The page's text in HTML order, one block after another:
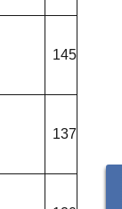
145
137